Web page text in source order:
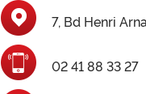
7, Bd Henri
02 41 88 33 27